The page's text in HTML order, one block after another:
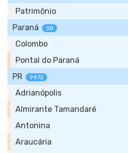
Patrimônio
Paraná
38
Colombo
Pontal do Paraná
PR
9972
Adrianópolis
Almirante Tamandaré
Antonina
Araucária